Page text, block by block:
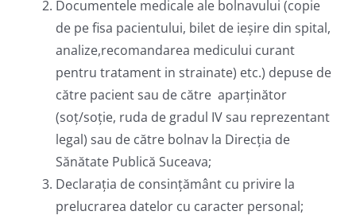
Documentele medicale ale bolnavului (copie
de pe fisa pacientului, bilet de ieșire din spital,
analize,recomandarea medicului curant
pentru tratament in strainate) etc.) depuse de
către pacient sau de către aparținător
(soț/soție, ruda de gradul IV sau reprezentant
legal) sau de către bolnav la Direcția de
Sănătate Publică Suceava;
Declarația de consințământ cu privire la
prelucrarea datelor cu caracter personal;